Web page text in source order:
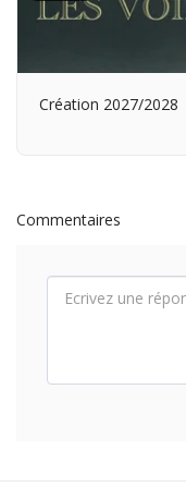
Création 2027/2028
Commentaires